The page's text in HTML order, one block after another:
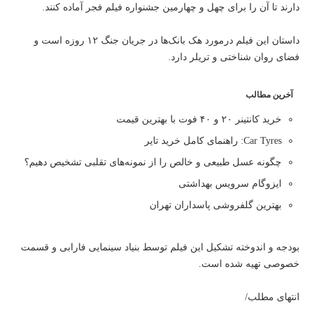
دارند تا آن را برای چهل و چهارمین جشنواره فیلم فجر آماده کنند.
داستان این فیلم درمورد هک بانک‌ها در جریان جنگ ۱۲ روزه است و
فضای روان شناختی و تریلر دارد.
آخرین مطالب
خرید کانتینر ۲۰ و ۴۰ فوت با بهترین قیمت
Car Tyres: راهنمای کامل خرید تایر
چگونه عسل طبیعی و خالص را از نمونه‌های تقلبی تشخیص دهیم؟
ایزوگام سرویس بهداشتی
بهترین گلفروشی پاسداران تهران
بودجه و اندوخته تشکیل این فیلم توسط بنیاد سینمایی فارابی و قسمت
خصوصی تهیه شده است.
انتهای مطلب/